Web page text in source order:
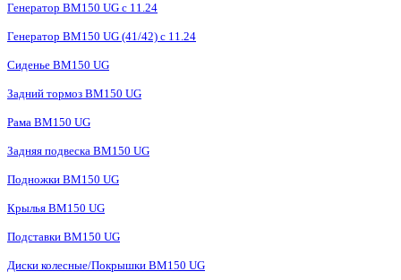
Генератор BM150 UG с 11.24
Генератор BM150 UG (41/42) с 11.24
Сиденье BM150 UG
Задний тормоз BM150 UG
Рама BM150 UG
Задняя подвеска BM150 UG
Подножки BM150 UG
Крылья BM150 UG
Подставки BM150 UG
Диски колесные/Покрышки BM150 UG